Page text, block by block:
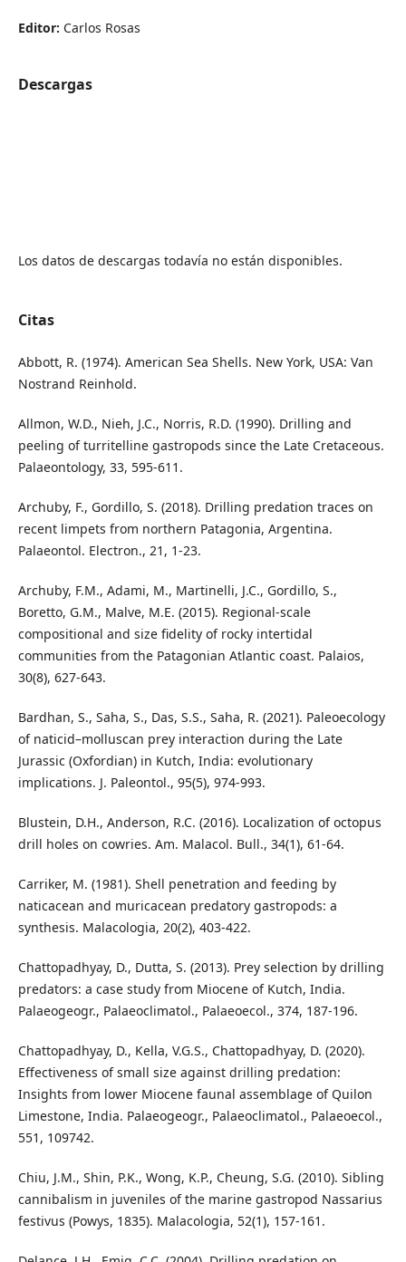
Editor: Carlos Rosas
Descargas
Los datos de descargas todavía no están disponibles.
Citas
Abbott, R. (1974). American Sea Shells. New York, USA: Van
Nostrand Reinhold.
Allmon, W.D., Nieh, J.C., Norris, R.D. (1990). Drilling and
peeling of turritelline gastropods since the Late Cretaceous.
Palaeontology, 33, 595-611.
Archuby, F., Gordillo, S. (2018). Drilling predation traces on
recent limpets from northern Patagonia, Argentina.
Palaeontol. Electron., 21, 1-23.
Archuby, F.M., Adami, M., Martinelli, J.C., Gordillo, S.,
Boretto, G.M., Malve, M.E. (2015). Regional-scale
compositional and size fidelity of rocky intertidal
communities from the Patagonian Atlantic coast. Palaios,
30(8), 627-643.
Bardhan, S., Saha, S., Das, S.S., Saha, R. (2021). Paleoecology
of naticid–molluscan prey interaction during the Late
Jurassic (Oxfordian) in Kutch, India: evolutionary
implications. J. Paleontol., 95(5), 974-993.
Blustein, D.H., Anderson, R.C. (2016). Localization of octopus
drill holes on cowries. Am. Malacol. Bull., 34(1), 61-64.
Carriker, M. (1981). Shell penetration and feeding by
naticacean and muricacean predatory gastropods: a
synthesis. Malacologia, 20(2), 403-422.
Chattopadhyay, D., Dutta, S. (2013). Prey selection by drilling
predators: a case study from Miocene of Kutch, India.
Palaeogeogr., Palaeoclimatol., Palaeoecol., 374, 187-196.
Chattopadhyay, D., Kella, V.G.S., Chattopadhyay, D. (2020).
Effectiveness of small size against drilling predation:
Insights from lower Miocene faunal assemblage of Quilon
Limestone, India. Palaeogeogr., Palaeoclimatol., Palaeoecol.,
551, 109742.
Chiu, J.M., Shin, P.K., Wong, K.P., Cheung, S.G. (2010). Sibling
cannibalism in juveniles of the marine gastropod Nassarius
festivus (Powys, 1835). Malacologia, 52(1), 157-161.